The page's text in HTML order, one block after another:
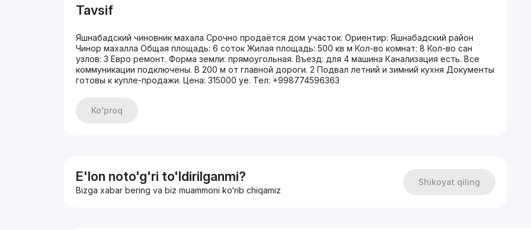
Tavsif
Яшнабадский чиновник махала Срочно продаётся дом участок. Ориентир: Яшнабадский район
Чинор махалла Общая площадь: 6 соток Жилая площадь: 500 кв м Кол-во комнат: 8 Кол-во сан
узлов: 3 Евро ремонт. Форма земли: прямоугольная. Въезд: для 4 машина Канализация есть. Все
коммуникации подключены. В 200 м от главной дороги. 2 Подвал летний и зимний кухня Документы
готовы к купле-продажи. Цена: 315000 уе. Тел: +998774596363
Ko'proq
E'lon noto'g'ri to'ldirilganmi?
Bizga xabar bering va biz muammoni ko‘rib chiqamiz
Shikoyat qiling